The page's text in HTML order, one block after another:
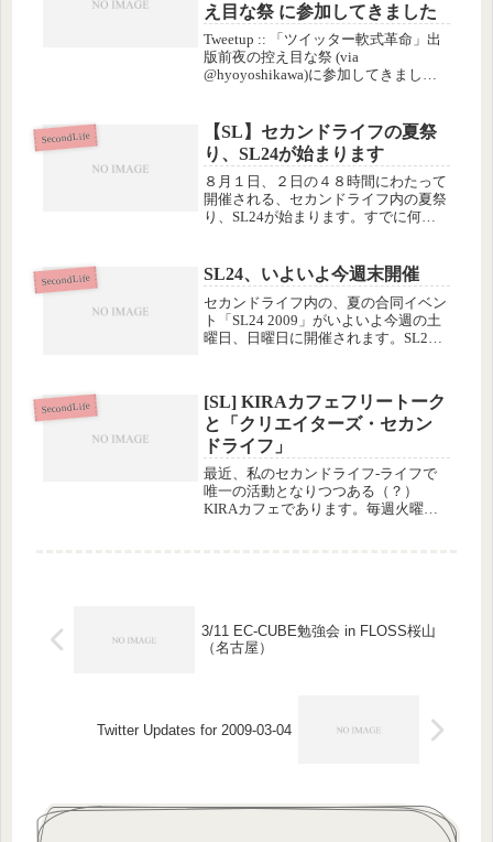
え目な祭 に参加してきました
Tweetup :: 「ツイッター軟式革命」出
版前夜の控え目な祭 (via
@hyoyoshikawa)に参加してきまし
ンで確認できるこういう予約システム
って、すばらしい...
SecondLife
【SL】セカンドライフの夏祭
り、SL24が始まります
８月１日、２日の４８時間にわたって
開催される、セカンドライフ内の夏祭
り、SL24が始まります。すでに何日
ら」で始まった「前夜祭」からいよい
よメインのイベントが始まります。
公...
SecondLife SL24、いよいよ今週末開催
セカンドライフ内の、夏の合同イベン
ト「SL24 2009」がいよいよ今週の土
曜日、日曜日に開催されます。SL24
で、とても全部は見て回れそうにあり
ません。放送局に期待...
SecondLife
[SL] KIRAカフェフリートーク
と「クリエイターズ・セカン
ドライフ」
最近、私のセカンドライフ-ライフで
唯一の活動となりつつある（？）
KIRAカフェであります。毎週火曜日
3/11 EC-CUBE勉強会 in FLOSS桜山
（名古屋）
Twitter Updates for 2009-03-04